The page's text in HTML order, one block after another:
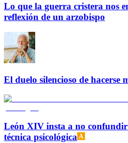
Lo que la guerra cristera nos
reflexión de un arzobispo
El duelo silencioso de hacerse
León XIV insta a no
técnica psicológica